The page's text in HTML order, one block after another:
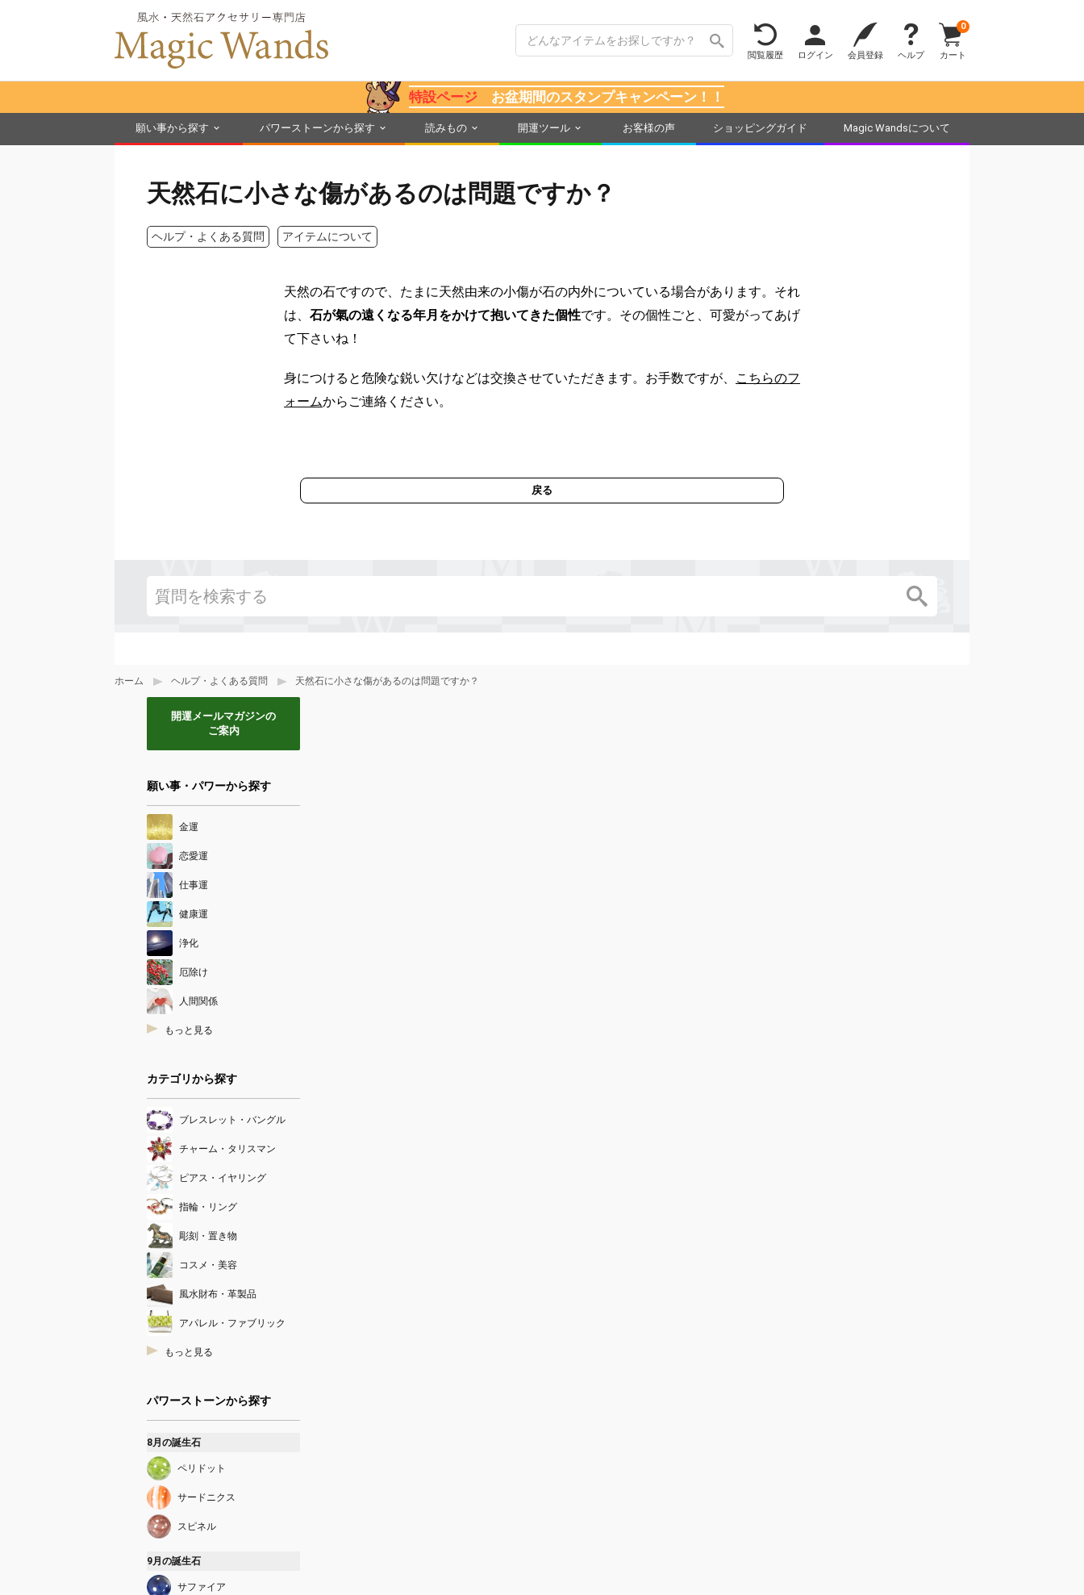
閲覧履歴 ログイン 会員登録 ヘルプ カート
0
特設ページ お盆期間のスタンプキャンペーン！！
願い事から探す パワーストーンから探す 読みもの 開運ツール お客様の声 ショッピングガイド Magic Wandsについて
ホーム ヘルプ・よくある質問 天然石に小さな傷があるのは問題ですか？
天然石に小さな傷があるのは問題ですか？
ヘルプ・よくある質問 アイテムについて
天然の石ですので、たまに天然由来の小傷が石の内外についている場合があります。それ
は、 石が氣の遠くなる年月をかけて抱いてきた個性です。その個性ごと、可愛がってあげ
て下さいね！
身につけると危険な鋭い欠けなどは交換させていただきます。お手数ですが、
こちらのフ
ォームからご連絡ください。
戻る
開運メールマガジンの
ご案内
願い事・パワーから探す
金運
恋愛運
仕事運
健康運
浄化
厄除け
人間関係
もっと見る
カテゴリから探す
ブレスレット・バングル
チャーム・タリスマン
ピアス・イヤリング
指輪・リング
彫刻・置き物
コスメ・美容
風水財布・革製品
アパレル・ファブリック
もっと見る
パワーストーンから探す
8月の誕生石
ペリドット
サードニクス
スピネル
9月の誕生石
サファイア